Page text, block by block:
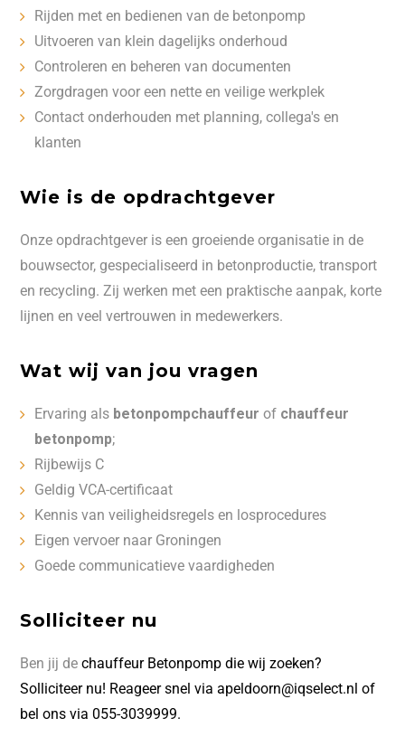
Rijden met en bedienen van de betonpomp
Uitvoeren van klein dagelijks onderhoud
Controleren en beheren van documenten
Zorgdragen voor een nette en veilige werkplek
Contact onderhouden met planning, collega's en
klanten
Wie is de opdrachtgever
Onze opdrachtgever is een groeiende organisatie in de
bouwsector, gespecialiseerd in betonproductie, transport
en recycling. Zij werken met een praktische aanpak, korte
lijnen en veel vertrouwen in medewerkers.
Wat wij van jou vragen
Ervaring als betonpompchauffeur of chauffeur
betonpomp;
Rijbewijs C
Geldig VCA-certificaat
Kennis van veiligheidsregels en losprocedures
Eigen vervoer naar Groningen
Goede communicatieve vaardigheden
Solliciteer nu
Ben jij dechauffeur Betonpomp die wij zoeken?
Solliciteer nu! Reageer snel via apeldoorn@iqselect.nl of
bel ons via 055-3039999.